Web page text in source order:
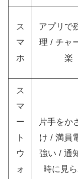
ス
マ
ホ
アプリで
理 / チャ
楽
ス
マ
ー
ト
ウ
ォ
片手をか
け / 満員
強い / 通
時に見